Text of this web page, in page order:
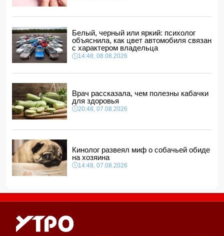
Прогноз погоды в Азербайджане на 9 августа
14:00, 08.08.2026
Никол Пашинян позвонил Ильхаму Алиеву
12:48, 08.08.2026
СМИ: США ищут на Кубе фигуру для повторения
"венесуэльского сценария"
Белый, черный или яркий: психолог
объяснила, как цвет автомобиля связан
с характером владельца
14:48, 08.08.2026
Врач рассказала, чем полезны кабачки
для здоровья
20:48, 07.08.2026
Кинолог развеял миф о собачьей обиде
на хозяина
14:48, 07.08.2026